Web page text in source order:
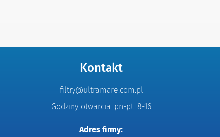
Kontakt
filtry@ultramare.com.pl
Godziny otwarcia: pn-pt: 8-16
Adres firmy: